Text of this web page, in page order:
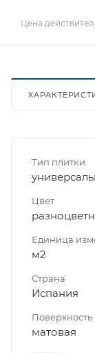
Цена
Тип плитки
Цвет
Единица
м2
Страна
Испания
Поверхность
матовая